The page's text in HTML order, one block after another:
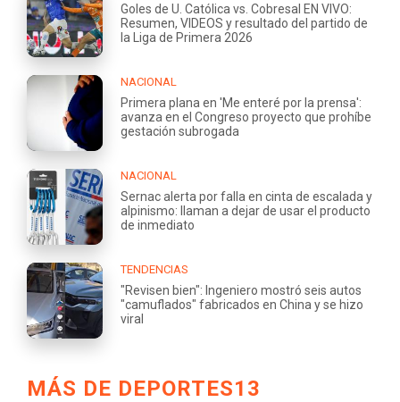
Goles de U. Católica vs. Cobresal EN VIVO:
Resumen, VIDEOS y resultado del partido de
la Liga de Primera 2026
NACIONAL
Primera plana en 'Me enteré por la prensa':
avanza en el Congreso proyecto que prohíbe
gestación subrogada
NACIONAL
Sernac alerta por falla en cinta de escalada y
alpinismo: llaman a dejar de usar el producto
de inmediato
TENDENCIAS
"Revisen bien": Ingeniero mostró seis autos
"camuflados" fabricados en China y se hizo
viral
MÁS DE DEPORTES13